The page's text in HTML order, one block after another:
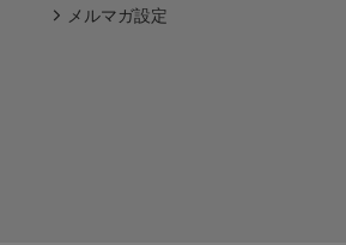
メルマガ設定